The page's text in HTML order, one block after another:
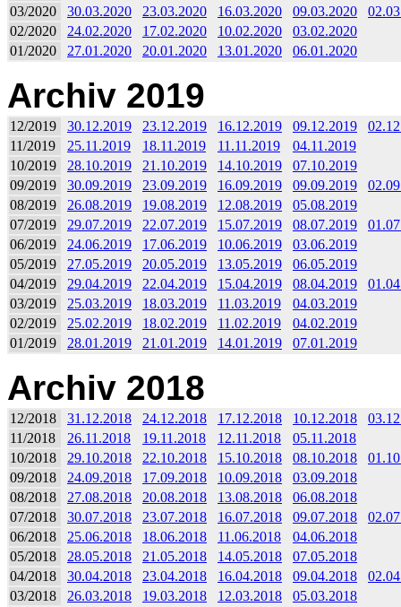
03/2020
30.03.2020 23.03.2020 16.03.2020 09.03.2020
02/2020
24.02.2020 17.02.2020 10.02.2020
03.02.2020
01/2020
27.01.2020 20.01.2020 13.01.2020 06.01.2020
Archiv 2019
12/2019 30.12.2019 23.12.2019 16.12.2019 09.12.2019
11/2019
25.11.2019 18.11.2019 11.11.2019
04.11.2019
10/2019
28.10.2019 21.10.2019 14.10.2019
07.10.2019
09/2019
30.09.2019 23.09.2019 16.09.2019 09.09.2019
08/2019
26.08.2019 19.08.2019 12.08.2019
05.08.2019
07/2019
29.07.2019 22.07.2019 15.07.2019 08.07.2019
06/2019
24.06.2019 17.06.2019 10.06.2019
03.06.2019
05/2019
27.05.2019 20.05.2019 13.05.2019
06.05.2019
04/2019
29.04.2019 22.04.2019 15.04.2019 08.04.2019
03/2019
25.03.2019 18.03.2019 11.03.2019
04.03.2019
02/2019
25.02.2019 18.02.2019 11.02.2019
04.02.2019
01/2019
28.01.2019 21.01.2019 14.01.2019 07.01.2019
Archiv 2018
12/2018 31.12.2018 24.12.2018 17.12.2018 10.12.2018
11/2018
26.11.2018 19.11.2018 12.11.2018
05.11.2018
10/2018
29.10.2018 22.10.2018 15.10.2018 08.10.2018
09/2018
24.09.2018 17.09.2018 10.09.2018
03.09.2018
08/2018
27.08.2018 20.08.2018 13.08.2018
06.08.2018
07/2018
30.07.2018 23.07.2018 16.07.2018 09.07.2018
06/2018
25.06.2018 18.06.2018 11.06.2018
04.06.2018
05/2018
28.05.2018 21.05.2018 14.05.2018
07.05.2018
04/2018
30.04.2018 23.04.2018 16.04.2018 09.04.2018
03/2018
26.03.2018 19.03.2018 12.03.2018
05.03.2018